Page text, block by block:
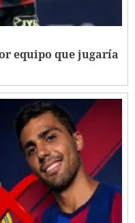
equipo que jugaría